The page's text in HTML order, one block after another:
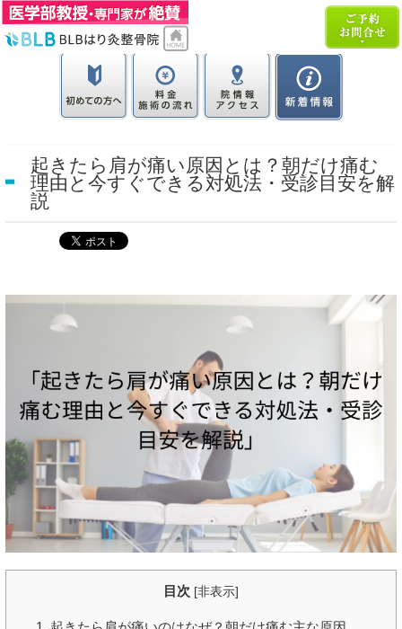
起きたら肩が痛い原因とは？朝だけ痛む
理由と今すぐできる対処法・受診目安を解
説
目次 [非表示]